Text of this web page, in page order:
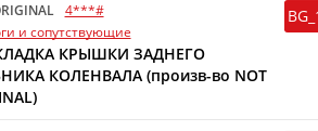
4***#
и сопутствующие
КРЫШКИ ЗАДНЕГО
КОЛЕНВАЛА (произв-во NOT